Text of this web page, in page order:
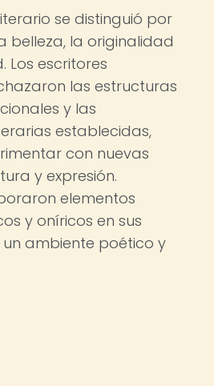
se distinguió por
belleza, la originalidad
Los escritores
las estructuras
y las
establecidas,
con nuevas
y expresión.
elementos
y oníricos en sus
ambiente poético y